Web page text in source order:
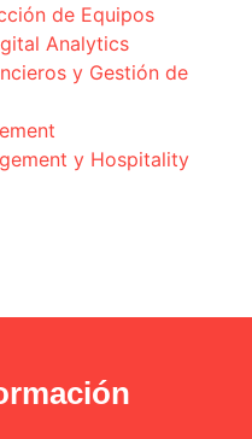
de Equipos
Analytics
y Gestión de
y Hospitality